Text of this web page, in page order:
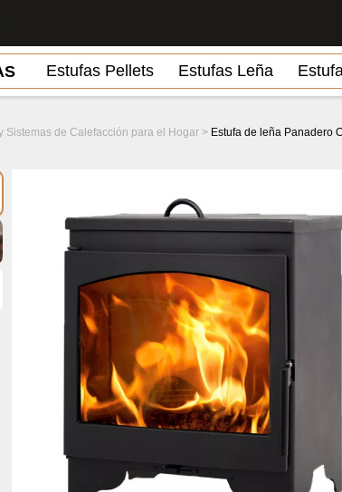
Estufas Pellets Estufas Leña
Sistemas de Calefacción para el Hogar > Estufa de leña Panadero